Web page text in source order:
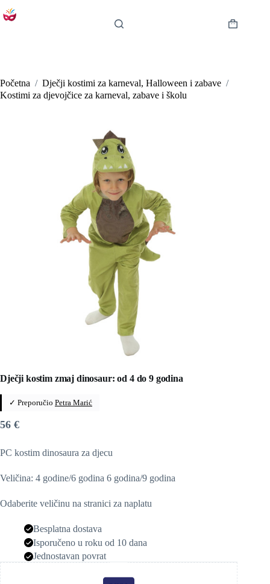
na
Košarica
Početna / Dječji kostimi za karneval, Halloween i zabave /
Kostimi za djevojčice za karneval, zabave i školu
Dječji kostim zmaj dinosaur: od 4 do 9 godina
✓ Preporučio Petra Marić
56 €
PC kostim dinosaura za djecu
Veličina: 4 godine/6 godina 6 godina/9 godina
Odaberite veličinu na stranici za naplatu
Besplatna dostava
Isporučeno u roku od 10 dana
Jednostavan povrat